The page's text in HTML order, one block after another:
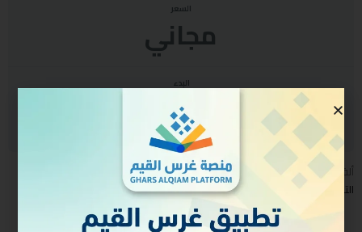
السعر
مجاني
البدء
سجل الدخول للالتحاق
ألقيت في ذو الحجة ١٤٤٥هـ
التفريغ